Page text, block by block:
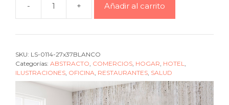
-
Cuadro
geometric
Space
cantidad
+ Añadir al carrito
SKU: LS-0114-27x37BLANCO
Categorías: ABSTRACTO COMERCIOS HOGAR HOTEL
ILUSTRACIONES OFICINA RESTAURANTES SALUD